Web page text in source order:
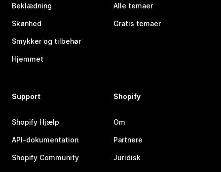
Beklædning
Skønhed
Smykker og tilbehør
Hjemmet
Alle temaer
Gratis temaer
Support
Shopify Hjælp
API-dokumentation
Shopify Community
Shopify
Om
Partnere
Juridisk